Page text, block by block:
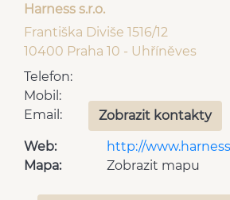
Harness s.r.o.
Františka Diviše 1516/12
10400 Praha 10 - Uhříněves
Telefon:
Mobil:
Email:
Zobrazit kontakty
Web:
http://
Mapa:
Zobrazit mapu